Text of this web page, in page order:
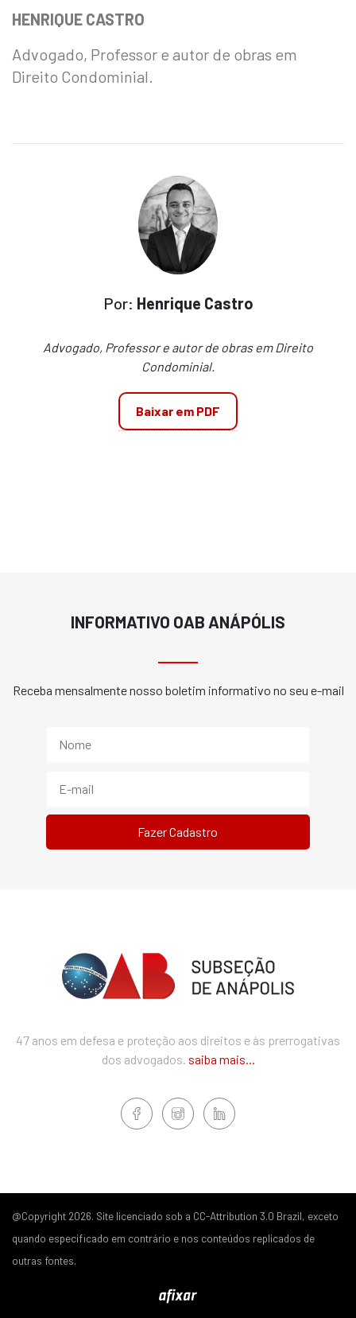
HENRIQUE CASTRO
Advogado, Professor e autor de obras em
Direito Condominial.
Por: Henrique Castro
Advogado, Professor e autor de obras em Direito
Condominial.
Baixar em PDF
INFORMATIVO OAB ANÁPÓLIS
Receba mensalmente nosso boletim informativo no seu e-mail
47 anos em defesa e proteção aos direitos e às prerrogativas
dos advogados. saiba mais...
@Copyright 2026. Site licenciado sob a CC-Attribution 3.0 Brazil, exceto
quando especificado em contrário e nos conteúdos replicados de
outras fontes.